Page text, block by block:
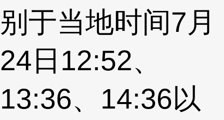
别于当地时间7月
24日12:52、
13:36、14:36以